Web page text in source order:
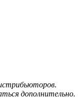
дополнительно.